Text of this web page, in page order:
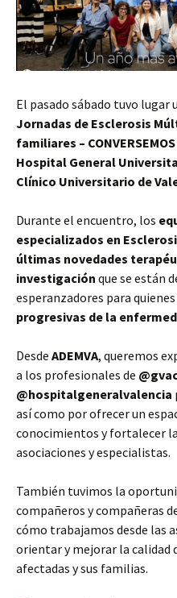
El pasado sábado tuvo lugar
Jornadas de Esclerosis
familiares –
Hospital General
Clínico Universitario de
Durante el encuentro, los
especializados en
últimas novedades
investigación que se están
esperanzadores para
progresivas de la
Desde ADEMVA, queremos
a los profesionales de
@hospitalgeneralvalencia
así como por ofrecer un
conocimientos y fortalecer
asociaciones y especialistas.
También tuvimos la
compañeros y compañeras
cómo trabajamos desde las
orientar y mejorar la calidad
afectadas y sus familias.